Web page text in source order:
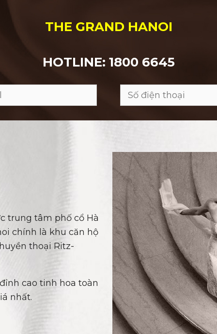
THE GRAND HANOI
HOTLINE: 1800 6645
trung tâm phố cổ Hà
chính là khu căn hộ
thoại Ritz-
cao tinh hoa toàn
nhất.